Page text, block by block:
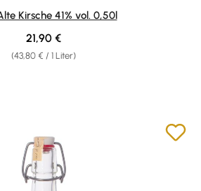
von 4.9 von 5 Sternen
Kirsche 41% vol. 0,50l
(43,80 € / 1 Liter)
Regulärer Preis:
21,90 €